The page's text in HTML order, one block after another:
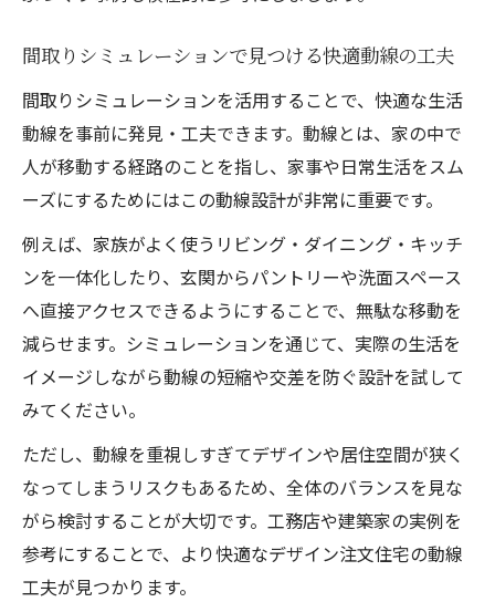
間取りシミュレーションで見つける快適動線の工夫
間取りシミュレーションを活用することで、快適な生活
動線を事前に発見・工夫できます。動線とは、家の中で
人が移動する経路のことを指し、家事や日常生活をスム
ーズにするためにはこの動線設計が非常に重要です。
例えば、家族がよく使うリビング・ダイニング・キッチ
ンを一体化したり、玄関からパントリーや洗面スペース
へ直接アクセスできるようにすることで、無駄な移動を
減らせます。シミュレーションを通じて、実際の生活を
イメージしながら動線の短縮や交差を防ぐ設計を試して
みてください。
ただし、動線を重視しすぎてデザインや居住空間が狭く
なってしまうリスクもあるため、全体のバランスを見な
がら検討することが大切です。工務店や建築家の実例を
参考にすることで、より快適なデザイン注文住宅の動線
工夫が見つかります。